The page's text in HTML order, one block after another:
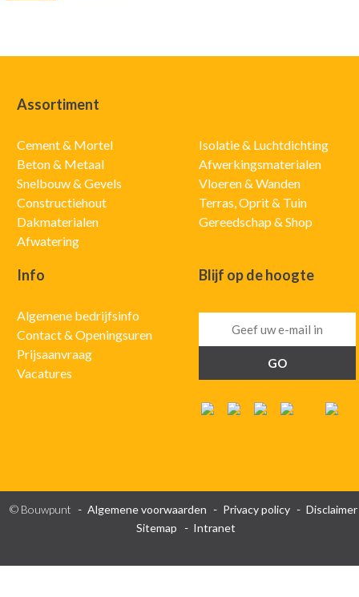
Assortiment
Cement & Mortel
Beton & Metaal
Snelbouw & Gevels
Constructiehout
Dakmaterialen
Afwatering
Isolatie & Luchtdichting
Afwerkingsmaterialen
Vloeren & Wanden
Terras, Oprit & Tuin
Gereedschap & Shop
Info
Algemene bedrijfsinfo
Contact & Openingsuren
Prijsaanvraag
Vacatures
Blijf op de hoogte
© Bouwpunt Algemene voorwaarden Privacy policy
Disclaimer
Sitemap
Intranet